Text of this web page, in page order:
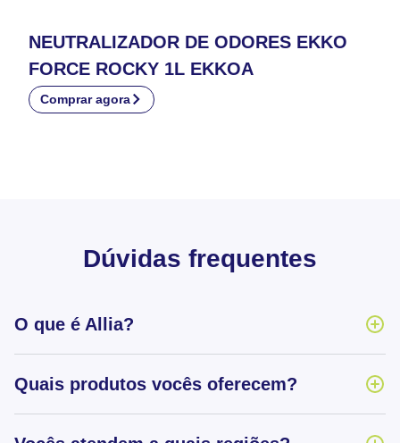
NEUTRALIZADOR DE ODORES EKKO
FORCE ROCKY 1L EKKOA
Comprar agora
Dúvidas frequentes
O que é Allia?
Quais produtos vocês oferecem?